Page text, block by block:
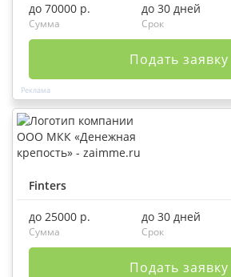
до 70000 р.
Сумма
до 30 дней
Срок
Подать заявку
Finters
до 25000 р.
Сумма
до 30 дней
Срок
Подать заявку